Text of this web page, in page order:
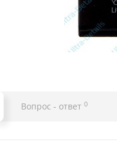
Вопрос - ответ 0